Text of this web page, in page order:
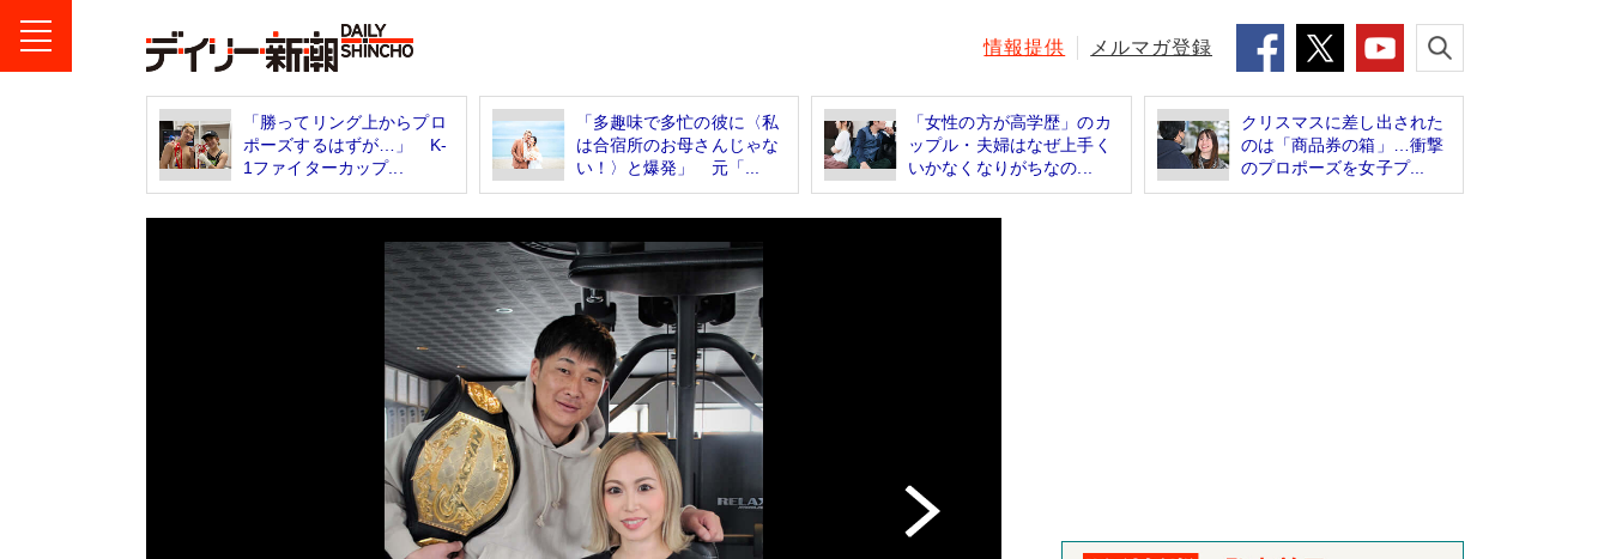
情報提供 メルマガ登録
「勝ってリング上からプロ
ポーズするはずが…」 K-
1ファイターカップ...
「多趣味で多忙の彼に〈私
は合宿所のお母さんじゃな
い！〉と爆発」 元「...
「女性の方が高学歴」のカ
ップル・夫婦はなぜ上手く
いかなくなりがちなの...
クリスマスに差し出された
のは「商品券の箱」…衝撃
のプロポーズを女子プ...